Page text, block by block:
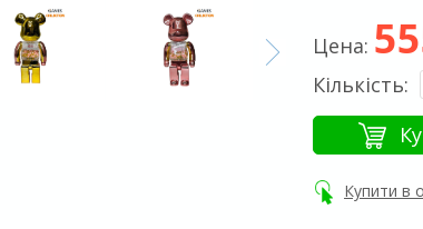
Цена:
Кількість:
Купити в